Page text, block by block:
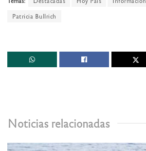
Patricia Bullrich
Noticias relacionadas